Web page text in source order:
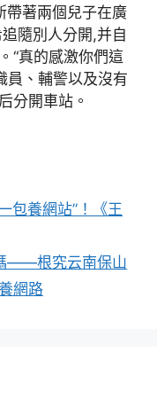
帶著兩個兒子在廣
隨別人分開,并自
“真的感激你們這
員、輔警以及沒有
分開車站。
包養網站”！《王
——根究云南保山
網路